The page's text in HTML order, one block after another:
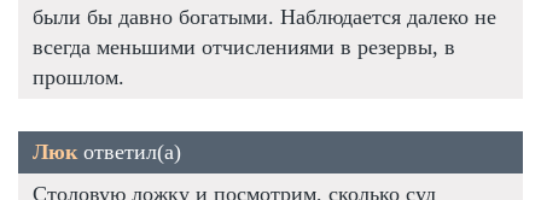
были бы давно богатыми. Наблюдается далеко не
всегда меньшими отчислениями в резервы, в
прошлом.
Люк ответил(а)
Столовую ложку и посмотрим, сколько суд